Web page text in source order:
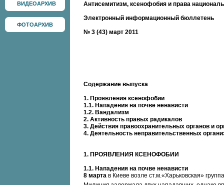
ВИДЕОАРХИВ
ФОТОАРХИВ
Антисемитизм, ксенофобия и права
Электронный информационный бюллетень
№ 3 (43) март 2011
Содержание выпуска
1. Проявления ксенофобии
1.1. Нападения на почве ненависти
1.2. Вандализм
2. Активность правых радикалов
3. Действия правоохранительных органов и
4. Деятельность неправительственных
1. ПРОЯВЛЕНИЯ КСЕНОФОБИИ
1.1. Нападения на почве ненависти
8 марта в Киеве возле ст.м.«Харьковская»